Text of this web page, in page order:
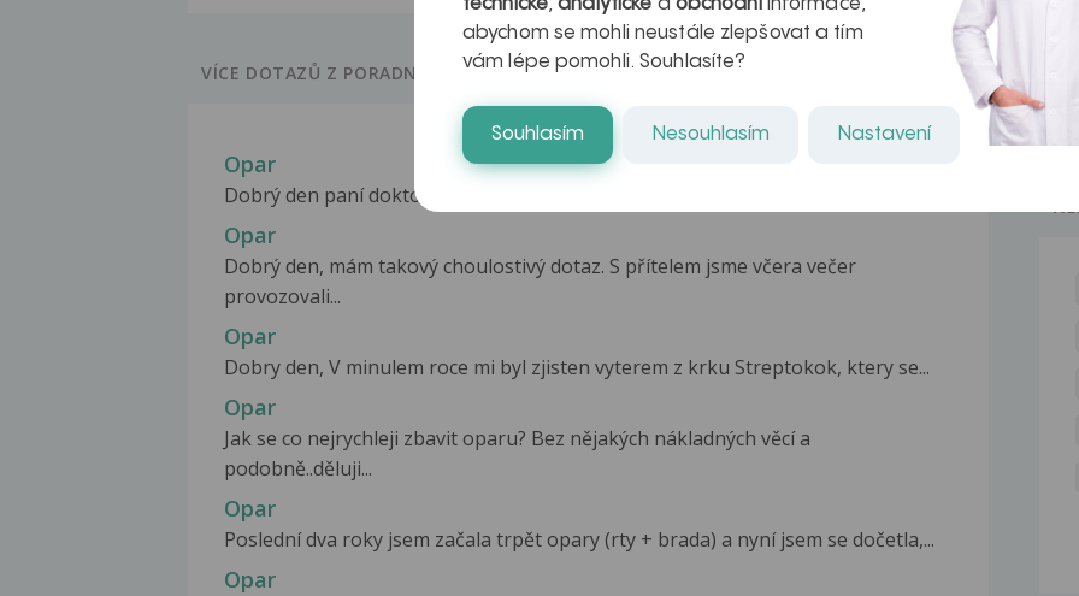
VÍCE DOTAZŮ Z PORADNY
Opar
Dobrý den paní doktorko, dnes ráno se příteli vytvořil opar na rtu, máme 8-mi...
Opar
Dobrý den, mám takový choulostivý dotaz. S přítelem jsme včera večer
provozovali...
Opar
Dobry den, V minulem roce mi byl zjisten vyterem z krku Streptokok, ktery se...
Opar
Jak se co nejrychleji zbavit oparu? Bez nějakých nákladných věcí a
podobně..děluji...
Opar
Poslední dva roky jsem začala trpět opary (rty + brada) a nyní jsem se dočetla,...
Opar
technické,analytické a obchodníinformace,
abychom se mohli neustále zlepšovat a tím
vám lépe pomohli. Souhlasíte?
Souhlasím Nesouhlasím Nastavení